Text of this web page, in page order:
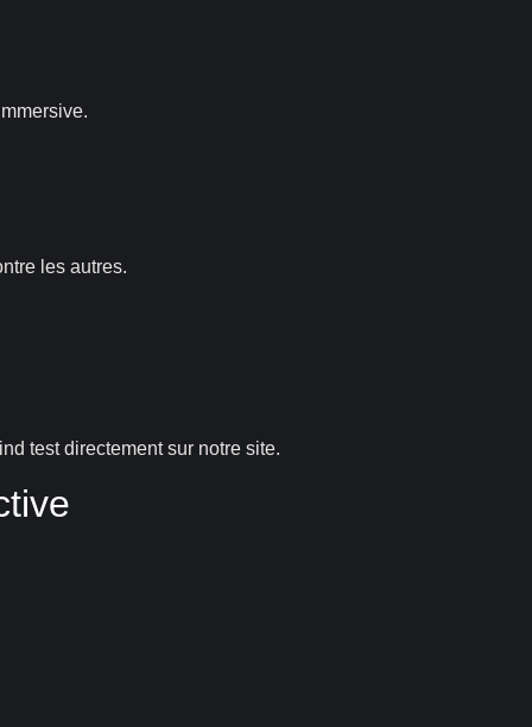
les autres.
test directement sur notre site.